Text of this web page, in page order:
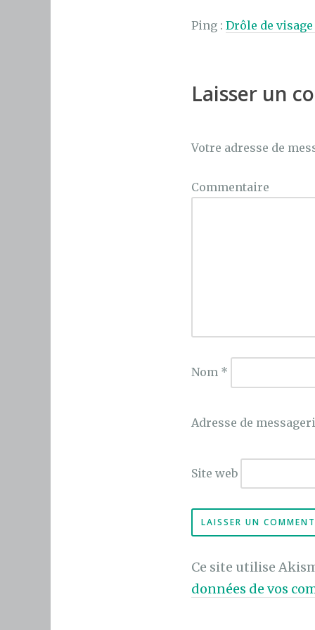
Ping : Drôle de
Laisser un
Votre adresse de
Commentaire
Nom *
Adresse de
Site web
Ce site utilise
données de vos